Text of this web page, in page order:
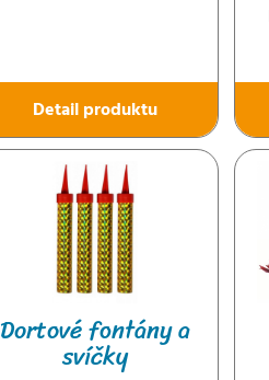
Detail produktu
Dortové fontány a
svíčky